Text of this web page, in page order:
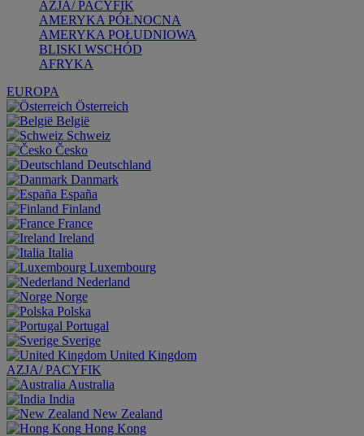
AZJA/ PACYFIK
AMERYKA PÓŁNOCNA
AMERYKA POŁUDNIOWA
BLISKI WSCHÓD
AFRYKA
EUROPA
Österreich
België
Schweiz
Česko
Deutschland
Danmark
España
Finland
France
Ireland
Italia
Luxembourg
Nederland
Norge
Polska
Portugal
Sverige
United Kingdom
AZJA/ PACYFIK
Australia
India
New Zealand
Hong Kong